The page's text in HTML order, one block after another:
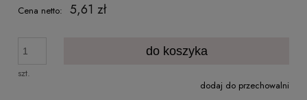
Cena netto: 5,61 zł
szt.
do koszyka
dodaj do przechowalni